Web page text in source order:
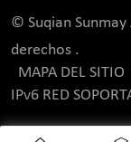
© Suqian
derechos .
MAPA DEL SITIO
IPv6 RED